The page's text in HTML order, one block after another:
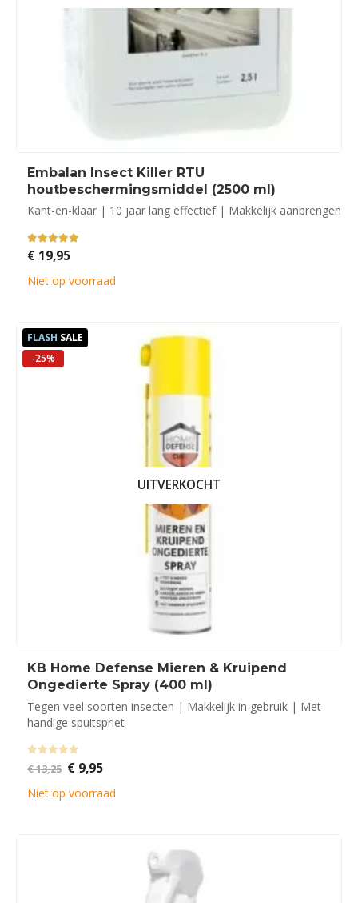
Embalan Insect Killer RTU
houtbeschermingsmiddel (2500 ml)
Kant-en-klaar | 10 jaar lang effectief | Makkelijk aanbrengen
5.00out of 5
€ 19,95
Niet op voorraad
FLASH SALE
-25%
UITVERKOCHT
KB Home Defense Mieren & Kruipend
Ongedierte Spray (400 ml)
Tegen veel soorten insecten | Makkelijk in gebruik | Met
handige spuitspriet
out of 5
€13,25 Oorspronkelijke
prijs
was:
€ 13,25.
€9,95Huidige
is:
€ 9,95.
Niet op voorraad